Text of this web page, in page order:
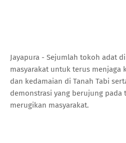
Jayapura - Sejumlah tokoh adat
masyarakat untuk terus menjaga
dan kedamaian di Tanah Tabi
demonstrasi yang berujung pada
merugikan masyarakat.